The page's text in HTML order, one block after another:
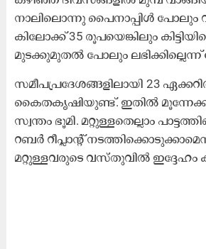
നാലിലൊന്നു പൈനാപ്പിൾ പോലും
കിലോക്ക് 35 രൂപയെങ്കിലും
മുടക്കുമുതൽ പോലും
സമീപപ്രദേശങ്ങളിലായി 23
കൈതകൃഷിയുണ്ട്. ഇതിൽ
സ്വന്തം ഭൂമി. മറ്റുള്ളതെല്ലാം
റബർ റീപ്ലാന്റ്
മറ്റുള്ളവരുടെ വസ്തുവിൽ ഇദ്ദേഹം